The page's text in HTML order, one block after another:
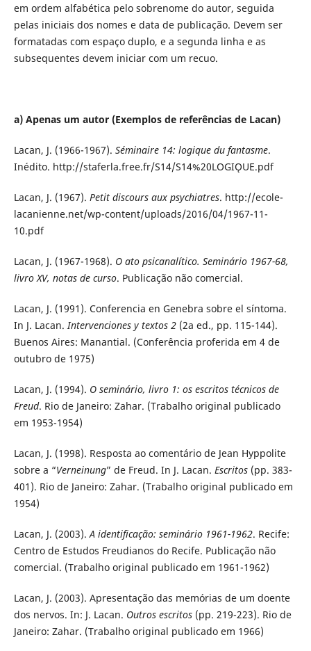
em ordem alfabética pelo sobrenome do autor, seguida
pelas iniciais dos nomes e data de publicação. Devem ser
formatadas com espaço duplo, e a segunda linha e as
subsequentes devem iniciar com um recuo.
a) Apenas um autor (Exemplos de referências de Lacan)
Lacan, J. (1966-1967). Séminaire 14: logique du fantasme.
Inédito. http://staferla.free.fr/S14/S14%20LOGIǪUE.pdf
Lacan, J. (1967). Petit discours aux psychiatres. http://ecole-
lacanienne.net/wp-content/uploads/2016/04/1967-11-
10.pdf
Lacan, J. (1967-1968). O ato psicanalítico. Seminário 1967-68,
livro XV, notas de curso. Publicação não comercial.
Lacan, J. (1991). Conferencia en Genebra sobre el síntoma.
In J. Lacan.Intervenciones y textos 2 (2a ed., pp. 115-144).
Buenos Aires: Manantial. (Conferência proferida em 4 de
outubro de 1975)
Lacan, J. (1994). O seminário, livro 1: os escritos técnicos de
Freud. Rio de Janeiro: Zahar. (Trabalho original publicado
em 1953-1954)
Lacan, J. (1998). Resposta ao comentário de Jean Hyppolite
sobre a “Verneinung” de Freud. In J. Lacan. Escritos (pp. 383-
401). Rio de Janeiro: Zahar. (Trabalho original publicado em
1954)
Lacan, J. (2003).A identificação: seminário 1961-1962. Recife:
Centro de Estudos Freudianos do Recife. Publicação não
comercial. (Trabalho original publicado em 1961-1962)
Lacan, J. (2003). Apresentação das memórias de um doente
dos nervos. In: J. Lacan. Outros escritos (pp. 219-223). Rio de
Janeiro: Zahar. (Trabalho original publicado em 1966)